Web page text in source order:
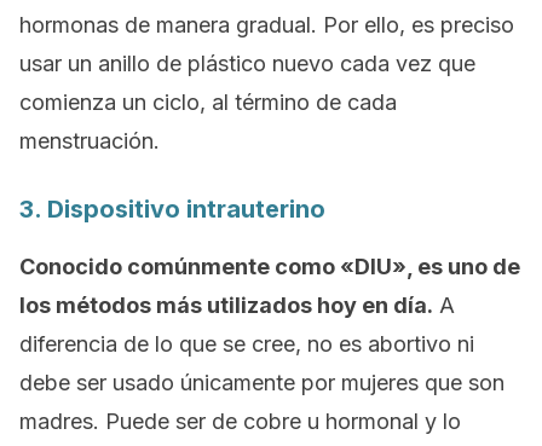
hormonas de manera gradual. Por ello, es preciso
usar un anillo de plástico nuevo cada vez que
comienza un ciclo, al término de cada
menstruación.
3. Dispositivo intrauterino
Conocido comúnmente como «DIU», es uno de
los métodos más utilizados hoy en día. A
diferencia de lo que se cree, no es abortivo ni
debe ser usado únicamente por mujeres que son
madres. Puede ser de cobre u hormonal y lo